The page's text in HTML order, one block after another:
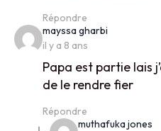
Répondre
mayssa gharbi
il y a 8 ans
Papa est partie lais
de le rendre fier
Répondre
muthafuka jones